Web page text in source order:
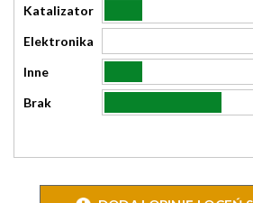
Katalizator
Elektronika
Inne
Brak